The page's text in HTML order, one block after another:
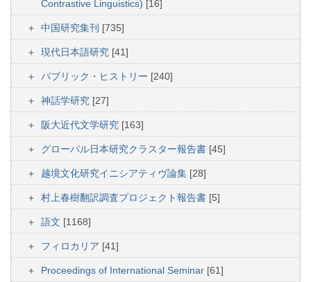
Contrastive Linguistics) [16]
中国研究集刊 [735]
現代日本語研究 [41]
パブリック・ヒストリー [240]
神話学研究 [27]
阪大近代文学研究 [163]
グローバル日本研究クラスター報告書 [45]
越境文化研究イニシアティヴ論集 [28]
村上春樹翻訳調査プロジェクト報告書 [5]
語文 [1168]
フィロカリア [41]
Proceedings of International Seminar [61]